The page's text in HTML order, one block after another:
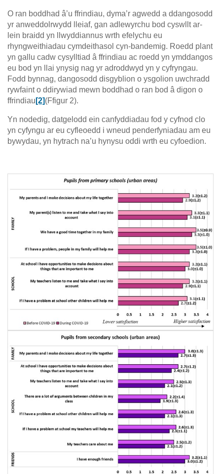
O ran boddhad â’u ffrindiau, dyma’r agwedd a ddangosodd
yr anweddolrwydd lleiaf, gan adlewyrchu bod cyswllt ar-
lein braidd yn llwyddiannus wrth efelychu eu
rhyngweithiadau cymdeithasol cyn-bandemig. Roedd plant
yn gallu cadw cysylltiad â ffrindiau ac roedd yn ymddangos
eu bod yn llai ynysig nag yr adroddwyd yn y cyfryngau.
Fodd bynnag, dangosodd disgyblion o ysgolion uwchradd
rywfaint o ddirywiad mewn boddhad o ran bod â digon o
ffrindiau [2](Ffigur 2).
Yn nodedig, datgelodd ein canfyddiadau fod y cyfnod clo
yn cyfyngu ar eu cyfleoedd i wneud penderfyniadau am eu
bywydau, yn hytrach na’u hynysu oddi wrth eu cyfoedion.